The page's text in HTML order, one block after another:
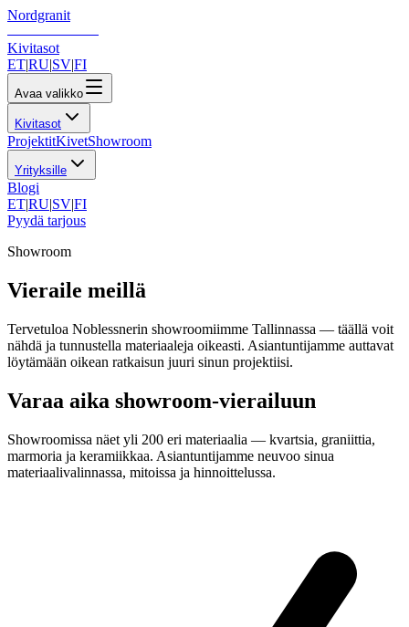
Nordgranit
Kivitasot
ET|RU|SV|FI
Avaa valikko
Kivitasot
ProjektitKivetShowroom
Yrityksille
Blogi
ET|RU|SV|FI
Pyydä tarjous
Showroom
Vieraile meillä
Tervetuloa Noblessnerin showroomiimme Tallinnassa — täällä voit
nähdä ja tunnustella materiaaleja oikeasti. Asiantuntijamme auttavat
löytämään oikean ratkaisun juuri sinun projektiisi.
Varaa aika showroom-vierailuun
Showroomissa näet yli 200 eri materiaalia — kvartsia, graniittia,
marmoria ja keramiikkaa. Asiantuntijamme neuvoo sinua
materiaalivalinnassa, mitoissa ja hinnoittelussa.